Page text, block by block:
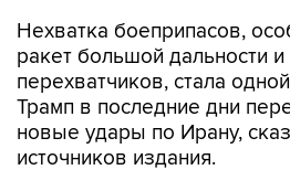
Нехватка боеприпасов,
ракет большой дальности
перехватчиков, стала
Трамп в последние дни
новые удары по Ирану,
источников издания.